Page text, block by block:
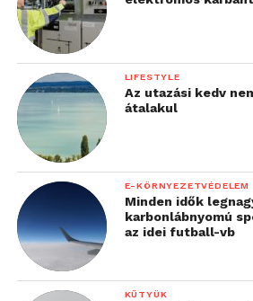
LIFESTYLE
Az utazási kedv
átalakul
E-KÖRNYEZETVÉDELEM
Minden idők
karbonlábnyomú
az idei futball-vb
KÜTYÜK